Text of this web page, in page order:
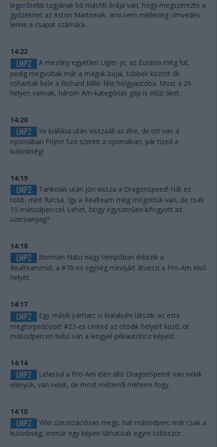
legerősebb tagjának bő másfél órája van, hogy megszerezte a
győzelmet az Aston Martinnak, ami nem mellesleg címvédés
lenne a csapat számára...
14:22
A mezőny egyetlen Ligier-je, az Eurasia még fut,
pedig megvoltak már a maguk bajai, többek között ők
rohantak bele a Richard Mille-féle hölgyautóba. Most a 29.
helyen vannak, három Am-kategóriás gép is előzi őket.
14:20
Ye kiállása után visszaáll az élre, de ott van a
nyomában Frijns! Szó szerint a nyomában, pár tized a
különbség!
14:19
Tankolás után jön vissza a DragonSpeed! Hát ez
több, mint furcsa. Így a Realteam még mögöttük van, de csak
10 másodperccel. Lehet, hogy egyszerűen kifogyott az
üzemanyag?
14:18
Norman Nato nagy tempóban érkezik a
Realteammel, a #70-es egység mindjárt átveszi a Pro-Am első
helyét.
14:17
Egy másik párharc is kialakulni látszik: az este
megtorpedózott #23-es United az ötödik helyért küzd, öt
másodpercen belül van a lengyel pékautóhoz képest.
14:14
Lelassul a Pro-Am élén álló DragonSpeed! Van nekik
előnyük, van nekik, de most méterről méterre fogy.
14:10
Yifei szeznzációsan megy, hat másodperc már csak a
különbség, immár egy képen láthatóak egyre többször.